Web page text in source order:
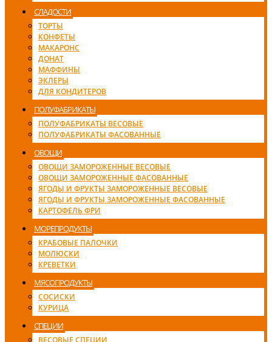
СЛАДОСТИ
ТОРТЫ
КОНФЕТЫ
МАКАРОНС
ДОНАТ
МАФФИНЫ
ЭКЛЕРЫ
ДЛЯ КОНДИТЕРОВ
ПОЛУФАБРИКАТЫ
ПОЛУФАБРИКАТЫ ВЕСОВЫЕ
ПОЛУФАБРИКАТЫ ФАСОВАННЫЕ
ОВОЩИ
ОВОЩИ ЗАМОРОЖЕННЫЕ ВЕСОВЫЕ
ОВОЩИ ЗАМОРОЖЕННЫЕ ФАСОВАННЫЕ
ЯГОДЫ И ФРУКТЫ ЗАМОРОЖЕННЫЕ ВЕСОВЫЕ
ЯГОДЫ И ФРУКТЫ ЗАМОРОЖЕННЫЕ ФАСОВАННЫЕ
КАРТОФЕЛЬ ФРИ
МОРЕПРОДУКТЫ
КРАБОВЫЕ ПАЛОЧКИ
МОЛЮСКИ
КРЕВЕТКИ
МЯСОПРОДУКТЫ
СОСИСКИ
КУРИЦА
СПЕЦИИ